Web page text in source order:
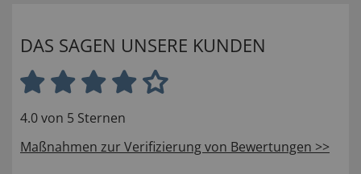
DAS SAGEN UNSERE KUNDEN
4.0 von 5 Sternen
Maßnahmen zur Verifizierung von Bewertungen >>